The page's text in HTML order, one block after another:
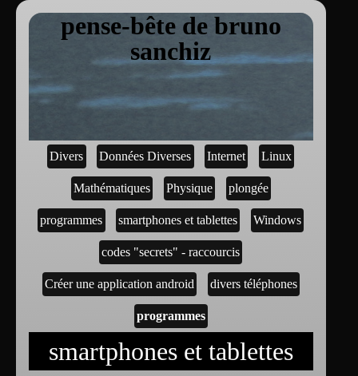
pense-bête de bruno
sanchiz
Divers Données Diverses Internet Linux
Mathématiques Physique plongée
programmes smartphones et tablettes Windows
codes "secrets" - raccourcis
Créer une application android divers téléphones
programmes
smartphones et tablettes